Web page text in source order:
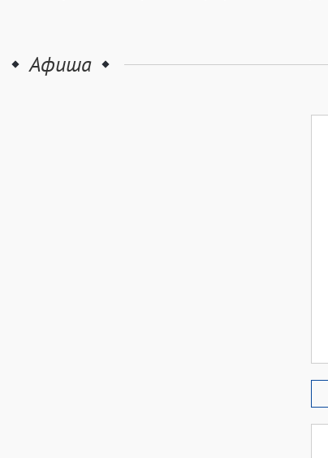
Афиша